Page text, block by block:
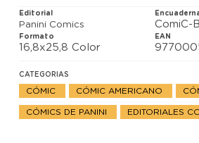
Editorial
Panini Comics ComiC-
Formato
16,8x25,8 Color
EAN
CATEGORIAS
CÓMIC CÓMIC AMERICANO
CÓMICS DE PANINI EDITORIALES